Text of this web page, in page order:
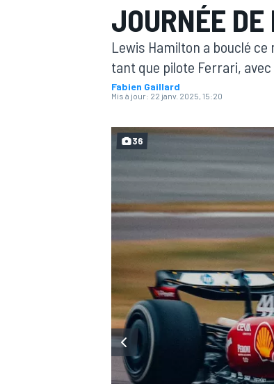
WRC
JOURNÉE
Lewis Hamilton a bouclé
tant que pilote Ferrari,
Fabien Gaillard
Mis à jour: 22 janv. 2025, 15:20
36